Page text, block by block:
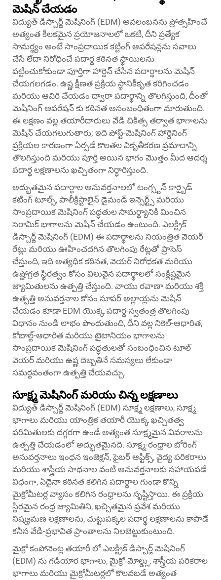
మెషిన్ చేయడం
విద్యుత్ డిస్చార్జ్ మెషినింగ్ (EDM) అవలంబనను ప్రోత్సహించే
అత్యంత కీలకమైన ప్రయోజనాలలో ఒకటి, దీని ప్రత్యేక
సామర్థ్యం అంటే సాంప్రదాయిక కట్టింగ్ ఆపరేషన్లను సవాలు
చేసే లేదా నిరోధించే పదార్థ కఠినత స్థాయిలను
పట్టించుకోకుండా పూర్తిగా హార్డెన్ చేసిన పదార్థాలను మెషిన్
చేయగలగడం. ఉష్ణ క్షీణత ప్రక్రియ స్థానికీకృత కరిగించడం
మరియు ఆవిరి చేయడం ద్వారా పదార్థాన్ని తొలగిస్తుంది, దీంతో
మెషినింగ్ ఆపరేషన్ కు కఠినత అసంబంధితంగా మారుతుంది.
ఈ లక్షణం వల్ల తయారీదారులు వేడి చికిత్స తర్వాత భాగాలను
మెషిన్ చేయగలుగుతారు; ఇది పోస్ట్-మెషినింగ్ హార్డెనింగ్
ప్రక్రియల కారణంగా ఏర్పడే కొలతల వికృతీకరణ ప్రమాదాన్ని
తొలగిస్తుంది మరియు పూర్తి అయిన భాగం మొత్తం మీద ఆదర్శ
పదార్థ లక్షణాలను ఖచ్చితంగా నిర్ధారిస్తుంది.
అద్భుతమైన పదార్థాల అనువర్తనాలలో టంగ్స్టన్ కార్బైడ్
కటింగ్ టూల్స్, పాలీక్రిస్టాలైన్ డైమండ్ ఇన్సెర్ట్స్ మరియు
సాంప్రదాయిక మెషినింగ్ పద్ధతుల సామర్థ్యానికి మించిన
సెరామిక్ భాగాలను మెషిన్ చేయడం ఉంటుంది. ఎలక్ట్రిక్
డిస్చార్జ్ మెషినింగ్ (EDM) ఈ పదార్థాలను నియంత్రిత వెయర్
రేట్లు మరియు ఊహించదగిన తొలగింపు రేట్లతో ప్రాసెస్
చేస్తుంది, ఇది అత్యధిక కఠినత, వెయర్ నిరోధకత మరియు
ఉష్ణోగ్రత స్థిరత్వం కోసం విలువైన పదార్థాలలో సంక్లిష్టమైన
జ్యామితులను ఉత్పత్తి చేస్తుంది. వాయు రవాణా మరియు శక్తి
ఉత్పత్తి అనువర్తనాల కోసం సూపర్ అల్లాయ్లను మెషిన్
చేయడం కూడా EDM యొక్క పదార్థ-స్వతంత్ర తొలగింపు
విధానం నుండి లాభం పొందుతుంది, దీని వల్ల నికెల్-ఆధారిత,
కోబాల్ట్-ఆధారిత మరియు టైటానియం భాగాలను
సాంప్రదాయిక మెషినింగ్ పద్ధతులతో సంబంధించిన టూల్
వెయర్ మరియు ఉష్ణ దెబ్బతినే సమస్యలు లేకుండా
సమర్థవంతంగా ఉత్పత్తి చేయవచ్చు.
సూక్ష్మ మెషినింగ్ మరియు చిన్న లక్షణాలు
విద్యుత్ డిస్చార్జ్ మెషినింగ్ (EDM) సూక్ష్మ లక్షణాలు, సూక్ష్మ
భాగాలు మరియు యాంత్రిక తయారీ యొక్క ఖచ్చితత్వ
పరిమితులకు దగ్గరగా ఉండే అత్యంత సూక్ష్మమైన వివరాలను
ఉత్పత్తి చేయడంలో అద్భుతమైనది. సూక్ష్మ-రంధ్రాల బోరింగ్
అనువర్తనాలు ఇంధన ఇంజెక్షన్, ఫైబర్ ఆప్టిక్స్, వైద్య పరికరాలు
మరియు శాస్త్రీయ సాధనాల వంటి అనువర్తనాలకు సహాయపడే
విధంగా, ఏదైనా కఠినత కలిగిన పదార్థాల గుండా కొన్ని
మైక్రోమీటర్ల వ్యాసం కలిగిన రంధ్రాలను సృష్టిస్తాయి. ఈ ప్రక్రియ
స్థిరమైన రంధ్ర జ్యామితిని, ఖచ్చితమైన ప్రవేశ మరియు
నిష్క్రమణ లక్షణాలను, చుట్టుపక్కల పదార్థ లక్షణాలను కాపాడే
కనీస వేడి-ప్రభావిత ప్రాంతాలను నిలబెట్టుకుంటుంది.
మైక్రో కంపోనెంట్ల తయారీ లో ఎలక్ట్రిక్ డిస్చార్జ్ మెషినింగ్
(EDM) ను గడియార భాగాలు, మైక్రో-మోల్డ్లు, శాస్త్రీయ పరికరాల
భాగాలు మరియు మైక్రోమీటర్లలో కొలవబడే అత్యంత